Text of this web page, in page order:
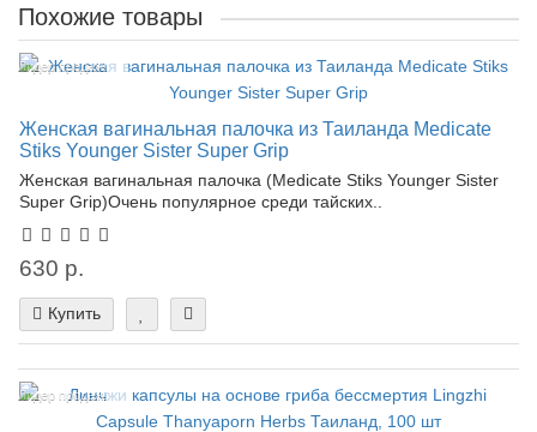
Похожие товары
Лидер продаж!
Женская вагинальная палочка из Таиланда Medicate
Stiks Younger Sister Super Grip
Женская вагинальная палочка (Medicate Stiks Younger Sister
Super Grip)Очень популярное среди тайских..
630 р.
Купить
Лидер продаж!